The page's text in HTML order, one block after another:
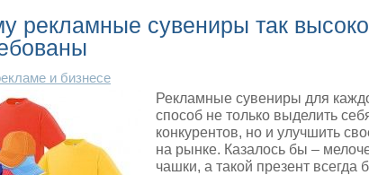
рекламные сувениры так высоко
и бизнесе
Рекламные сувениры для
способ не только выделить
конкурентов, но и улучшить
на рынке. Казалось бы –
чашки, а такой презент всегда